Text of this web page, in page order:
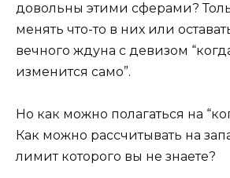
довольны этими сферами?
менять что-то в них или
вечного ждуна с девизом
изменится само”.
Но как можно полагаться на
Как можно рассчитывать на
лимит которого вы не знаете?